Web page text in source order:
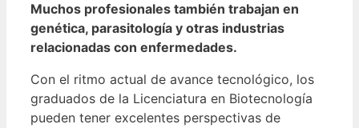
Muchos profesionales también trabajan en
genética, parasitología y otras industrias
relacionadas con enfermedades.
Con el ritmo actual de avance tecnológico, los
graduados de la Licenciatura en Biotecnología
pueden tener excelentes perspectivas de